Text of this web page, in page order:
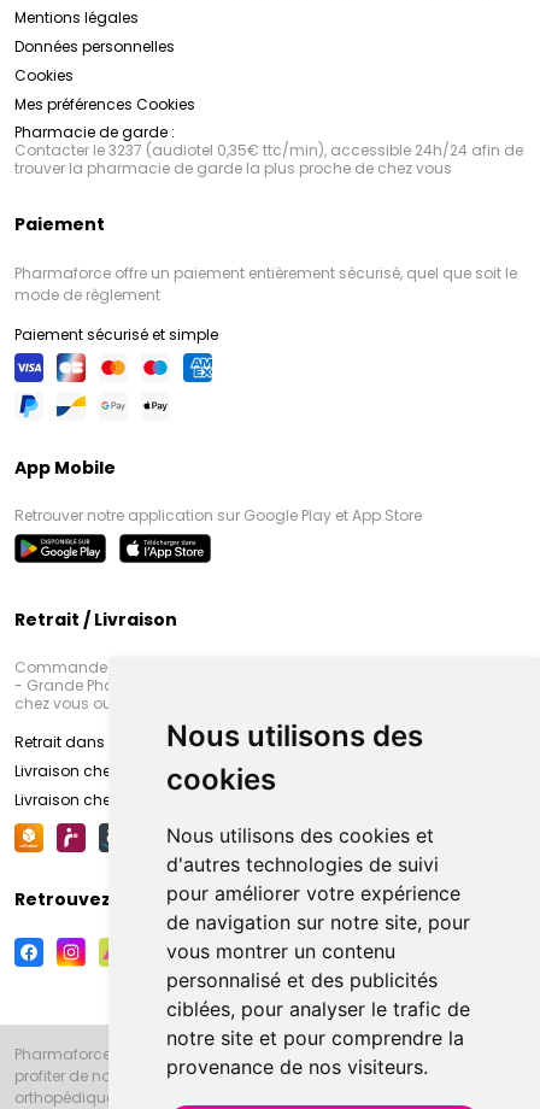
Nous utilisons des
cookies
Nous utilisons des cookies et
d'autres technologies de suivi
pour améliorer votre expérience
de navigation sur notre site, pour
vous montrer un contenu
personnalisé et des publicités
ciblées, pour analyser le trafic de
notre site et pour comprendre la
provenance de nos visiteurs.
Mentions légales
Données personnelles
Cookies
Mes préférences Cookies
Pharmacie de garde :
Contacter le 3237 (audiotel 0,35€ ttc/min), accessible 24h/24 afin de
trouver la pharmacie de garde la plus proche de chez vous
Paiement
Pharmaforce offre un paiement entièrement sécurisé, quel que soit le
mode de règlement
Paiement sécurisé et simple
App Mobile
Retrouver notre application sur Google Play et App Store
Retrait / Livraison
Commandez en ligne et venez chercher votre commande à Amiens
- Grande Pharmacie d’Amiens (Fachon) ou recevez-là rapidement
chez vous ou en point retrait
Retrait dans la pharmacie d’Amiens
Livraison chez vous
Livraison chez votre commerçant
Retrouvez-nous sur vos réseaux sociaux
Pharmaforce.fr et la Grande Pharmacie d’Amiens vous souhaitent de
profiter de notre accueil, de nos conseils pharmaceutiques,
orthopédiques, homéopathiques, parapharmaceutiques, beauté et